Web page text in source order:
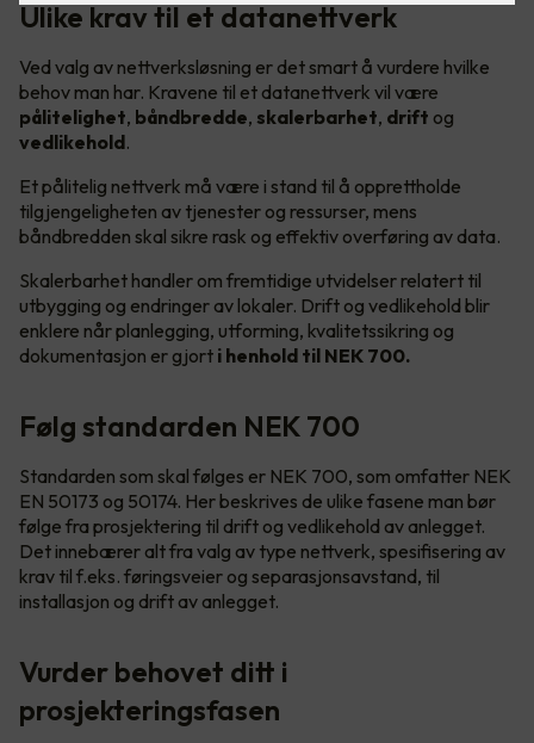
Ulike krav til et datanettverk
Ved valg av nettverksløsning er det smart å vurdere hvilke
behov man har. Kravene til et datanettverk vil være
pålitelighet, båndbredde, skalerbarhet, drift og
vedlikehold.
Et pålitelig nettverk må være i stand til å opprettholde
tilgjengeligheten av tjenester og ressurser, mens
båndbredden skal sikre rask og effektiv overføring av data.
Skalerbarhet handler om fremtidige utvidelser relatert til
utbygging og endringer av lokaler. Drift og vedlikehold blir
enklere når planlegging, utforming, kvalitetssikring og
dokumentasjon er gjort i henhold til NEK 700.
Følg standarden NEK 700
Standarden som skal følges er NEK 700, som omfatter NEK
EN 50173 og 50174. Her beskrives de ulike fasene man bør
følge fra prosjektering til drift og vedlikehold av anlegget.
Det innebærer alt fra valg av type nettverk, spesifisering av
krav til f.eks. føringsveier og separasjonsavstand, til
installasjon og drift av anlegget.
Vurder behovet ditt i
prosjekteringsfasen